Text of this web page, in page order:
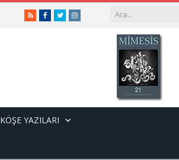
RSSFacebook
TwitterInstagram
KÖŞE YAZILARI